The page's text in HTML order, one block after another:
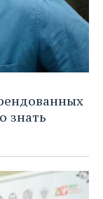
знать